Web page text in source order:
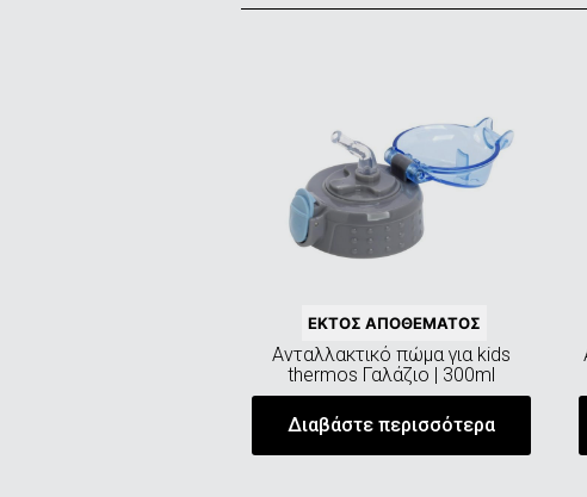
ΕΚΤΌΣ ΑΠΟΘΈΜΑΤΟΣ
Aνταλλακτικό πώμα για kids
thermos Γαλάζιο | 300ml
Διαβάστε περισσότερα